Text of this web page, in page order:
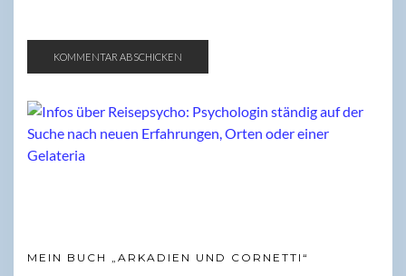
MEIN BUCH „ARKADIEN UND CORNETTI“